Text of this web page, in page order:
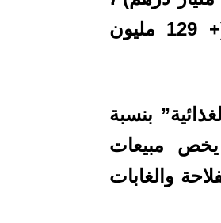
والجوارب (+1.45 مليار درهم) وبدرجة أقل الأحذية (+ 129 مليون
بنسبة
يخص مبيعات
“الفلاحة والغابات